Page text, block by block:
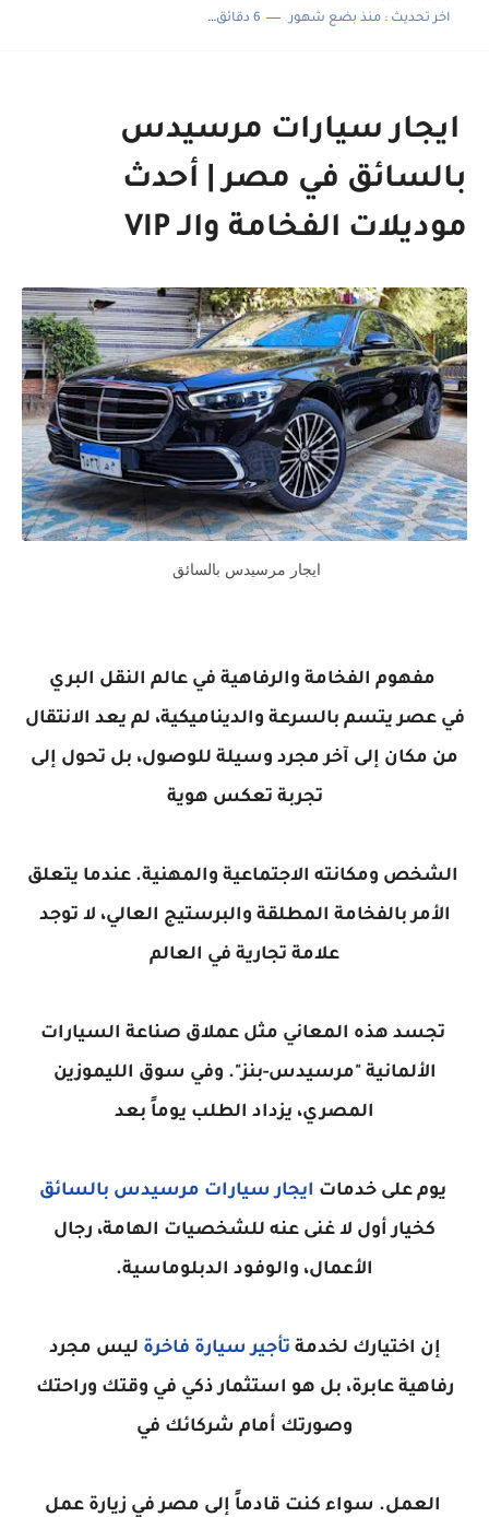
اخر تحديث :منذ بضع شهور 6 دقائق للقراءة
ايجار سيارات مرسيدس
بالسائق في مصر | أحدث
موديلات الفخامة والـ VIP
ايجار مرسيدس بالسائق
مفهوم الفخامة والرفاهية في عالم النقل البري
في عصر يتسم بالسرعة والديناميكية، لم يعد الانتقال
من مكان إلى آخر مجرد وسيلة للوصول، بل تحول إلى
تجربة تعكس هوية
الشخص ومكانته الاجتماعية والمهنية. عندما يتعلق
الأمر بالفخامة المطلقة والبرستيج العالي، لا توجد
علامة تجارية في العالم
تجسد هذه المعاني مثل عملاق صناعة السيارات
الألمانية "مرسيدس-بنز". وفي سوق الليموزين
المصري، يزداد الطلب يوماً بعد
يوم على خدمات ايجار سيارات مرسيدس بالسائق
كخيار أول لا غنى عنه للشخصيات الهامة، رجال
الأعمال، والوفود الدبلوماسية.
إن اختيارك لخدمة تأجير سيارة فاخرة ليس مجرد
رفاهية عابرة، بل هو استثمار ذكي في وقتك وراحتك
وصورتك أمام شركائك في
العمل. سواء كنت قادماً إلى مصر في زيارة عمل